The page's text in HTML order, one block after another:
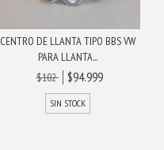
CENTRO DE LLANTA TIPO BBS VW
PARA LLANTA...
$102
$94.999
SIN STOCK